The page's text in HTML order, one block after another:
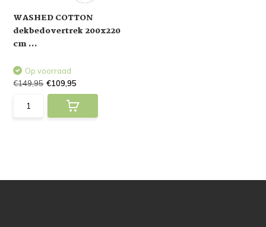
WASHED COTTON
dekbedovertrek 200x220
cm ...
Op voorraad
€149,95 €109,95